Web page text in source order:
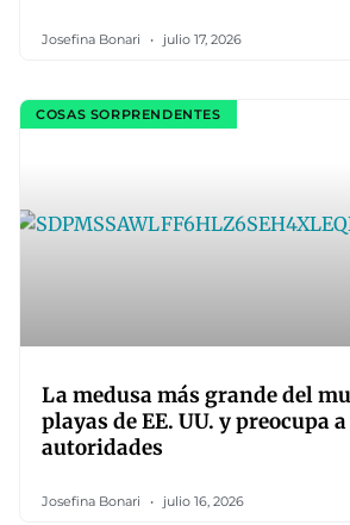
Josefina Bonari julio 17, 2026
COSAS SORPRENDENTES
La medusa más grande del
playas de EE. UU. y preocupa
autoridades
Josefina Bonari julio 16, 2026